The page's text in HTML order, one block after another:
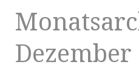
Dezember